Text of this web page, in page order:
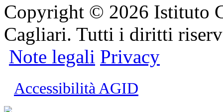
Copyright © 2026 Istituto
Cagliari. Tutti i diritti
Note legali Privacy
Accessibilità AGID